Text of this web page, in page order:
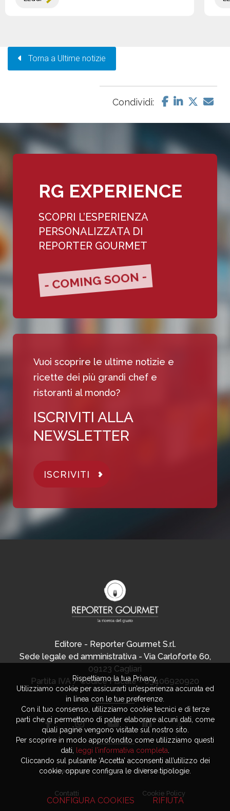
Torna a Ultime notizie
Condividi:
RG EXPERIENCE
SCOPRI L’ESPERIENZA
PERSONALIZZATA DI
REPORTER GOURMET
- COMING SOON -
Vuoi scoprire le ultime notizie e
ricette dei più grandi chef e
ristoranti al mondo?
ISCRIVITI ALLA
NEWSLETTER
ISCRIVITI
Editore - Reporter Gourmet S.r.l.
Sede legale ed amministrativa - Via Carloforte 60,
09123 Cagliari
Partita IVA / Codice Fiscale - 03406920920
Advertising
Contatti
Privacy Policy
Cookie Policy
Rispettiamo la tua Privacy.
Utilizziamo cookie per assicurarti un’esperienza accurata ed
in linea con le tue preferenze.
Con il tuo consenso, utilizziamo cookie tecnici e di terze
parti che ci permettono di poter elaborare alcuni dati, come
quali pagine vengono visitate sul nostro sito.
Per scoprire in modo approfondito come utilizziamo questi
dati,
leggi l’informativa completa
Cliccando sul pulsante ‘Accetta’ acconsenti all’utilizzo dei
cookie, oppure configura le diverse tipologie.
CONFIGURA COOKIES RIFIUTA